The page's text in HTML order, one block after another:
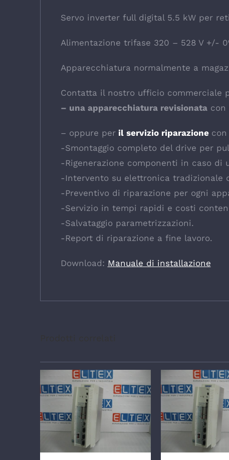
Servo inverter full digital 5.5 kW per
Alimentazione trifase 320 – 528 V +/-
Apparecchiatura normalmente a
Contatta il nostro ufficio commerciale
– una apparecchiatura revisionatacon
– oppure peril servizio riparazione con
-Smontaggio completo del drive per
-Rigenerazione componenti in caso di
-Intervento su elettronica tradizionale
-Preventivo di riparazione per ogni
-Servizio in tempi rapidi e costi
-Salvataggio parametrizzazioni.
-Report di riparazione a fine lavoro.
Download: Manuale di installazione
DETTAGLI